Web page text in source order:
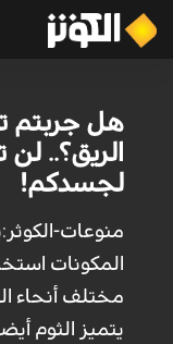
هل جربتم
الريق؟..
لجسدكم!
منوعات-
المكونات
مختلف أنحاء
يتميز الثوم